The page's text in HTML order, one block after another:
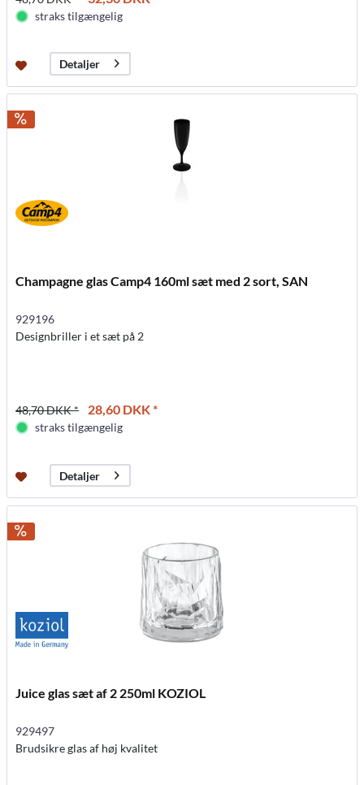
straks tilgængelig
Detaljer
Champagne glas Camp4 160ml sæt med 2 sort, SAN
929196
Designbriller i et sæt på 2
48,70 DKK * 28,60 DKK *
straks tilgængelig
Detaljer
Juice glas sæt af 2 250ml KOZIOL
929497
Brudsikre glas af høj kvalitet